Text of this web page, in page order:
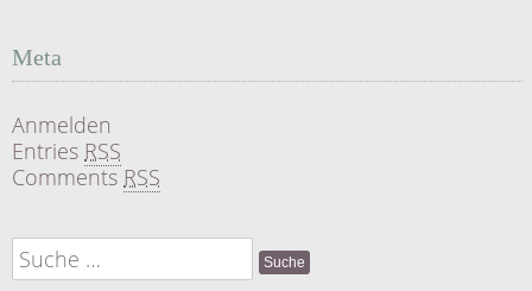
Meta
Anmelden
Entries RSS
Comments RSS
Suche
nach: